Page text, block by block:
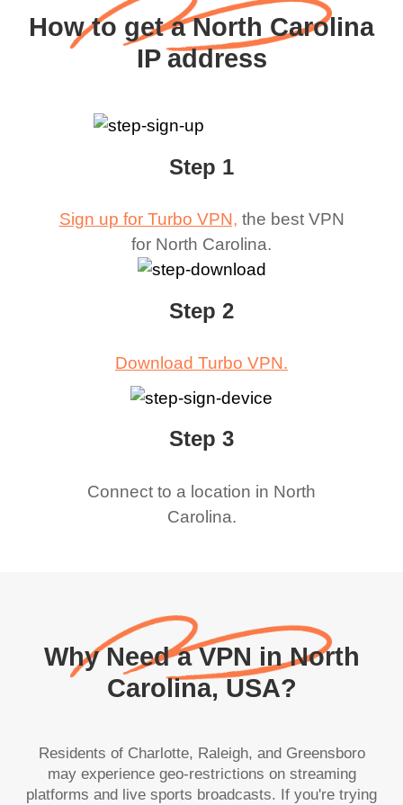
How to get a North Carolina
IP address
Step 1
Sign up for Turbo VPN, the best VPN
for North Carolina.
Step 2
Download Turbo VPN.
Step 3
Connect to a location in North
Carolina.
Why Need a VPN in North
Carolina, USA?
Residents of Charlotte, Raleigh, and Greensboro
may experience geo-restrictions on streaming
platforms and live sports broadcasts. If you're trying